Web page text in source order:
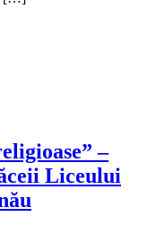
–
Liceului